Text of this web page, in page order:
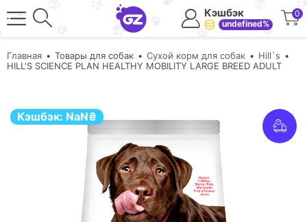
Кэшбэк
undefined%
0
Главная Товары для собак Сухой корм для собак
Hill`s
HILL'S SCIENCE PLAN HEALTHY MOBILITY LARGE BREED ADULT
Кэшбэк: NaN₴